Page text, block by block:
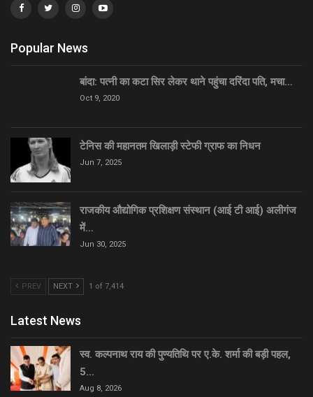
Popular News
बांदा: पत्नी का कटा सिर लेकर थाने पहुंचा दरिंदा पति, मचा…
Oct 9, 2020
टेनिस की महानतम खिलाड़ी स्टेफी ग्राफ का निधन
Jun 7, 2025
राजकीय औद्योगिक प्रशिक्षण संस्थान (आई टी आई) अलीगंज
में…
Jun 30, 2025
PREV NEXT 1 of 7,414
Latest News
स्व. कल्पनाथ राय की पुण्यतिथि पर ए.के. शर्मा की बड़ी पहल,
5…
Aug 8, 2026